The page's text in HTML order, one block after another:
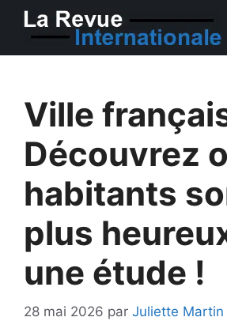
Aller
Ville
Découvrez
habitants
plus
une étude !
28 mai 2026 par Juliette Martin